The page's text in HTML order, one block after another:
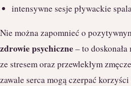
intensywne sesje pływackie
Nie można zapomnieć o
zdrowie psychiczne– to
ze stresem oraz przewlekłym
zawale serca mogą czerpać